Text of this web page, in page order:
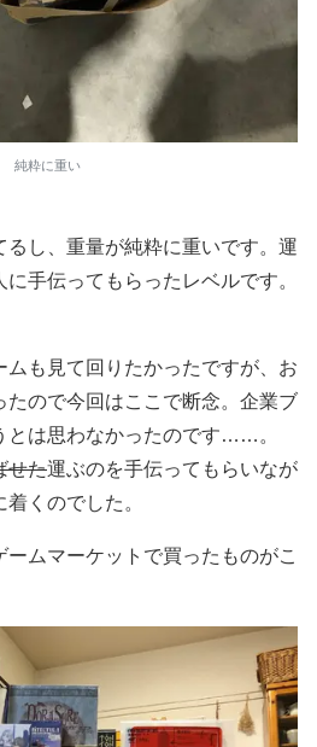
純粋に重い
し、重量が純粋に重いです。運
手伝ってもらったレベルです。
も見て回りたかったですが、お
たので今回はここで断念。企業ブ
とは思わなかったのです……。
せた運ぶのを手伝ってもらいなが
くのでした。
ムマーケットで買ったものがこ